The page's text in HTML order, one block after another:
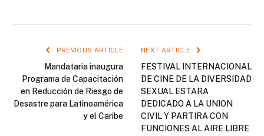
PREVIOUS ARTICLE
Mandataria inaugura
Programa de Capacitación
en Reducción de Riesgo de
Desastre para Latinoamérica
y el Caribe
NEXT ARTICLE
FESTIVAL INTERNACIONAL
DE CINE DE LA DIVERSIDAD
SEXUAL ESTARA
DEDICADO A LA UNION
CIVIL Y PARTIRA CON
FUNCIONES AL AIRE LIBRE